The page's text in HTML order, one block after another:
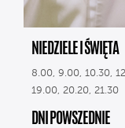
NIEDZIELE I ŚWIĘTA
8.00, 9.00, 10.30,
19.00, 20.20, 21.30
DNI POWSZEDNIE